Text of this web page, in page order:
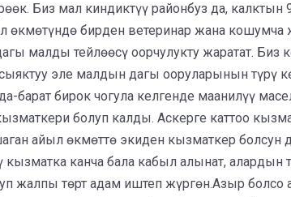
Биз мал киндиктүү районбуз да,
өкмөтүндө бирден ветеринар жана
малды тейлөөсү оорчулукту жаратат.
эле малдын дагы ооруларынын түрү
барат бирок чогула келгенде маанилүү
болуп калды. Аскерге каттоо
айыл өкмөттө экиден кызматкер болсун
кызматка канча бала кабыл алынат,
жалпы төрт адам иштеп жүргөн.Азыр